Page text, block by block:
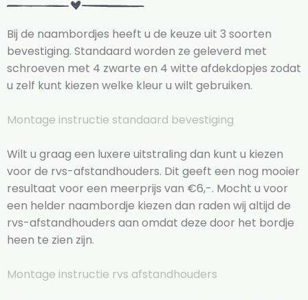
Bij de naambordjes heeft u de keuze uit 3 soorten
bevestiging. Standaard worden ze geleverd met
schroeven met 4 zwarte en 4 witte afdekdopjes zodat
u zelf kunt kiezen welke kleur u wilt gebruiken.
Montage instructie standaard bevestiging
Wilt u graag een luxere uitstraling dan kunt u kiezen
voor de rvs-afstandhouders. Dit geeft een nog mooier
resultaat voor een meerprijs van €6,-. Mocht u voor
een helder naambordje kiezen dan raden wij altijd de
rvs-afstandhouders aan omdat deze door het bordje
heen te zien zijn.
Montage instructie rvs afstandhouders